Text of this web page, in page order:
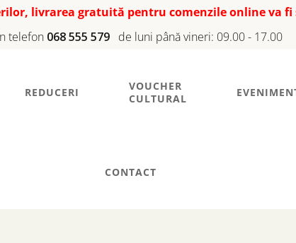
livrarea gratuită pentru comenzile online va fi
telefon 068 555 579 de luni până vineri: 09.00 - 17.00
REDUCERI
VOUCHER
CULTURAL
CONTACT